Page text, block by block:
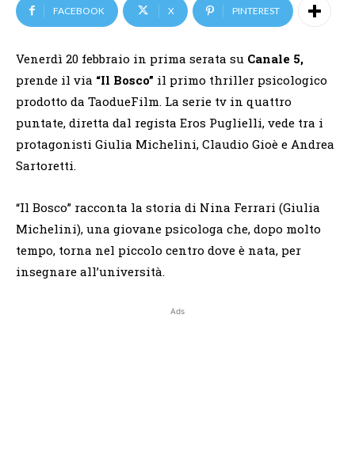
FACEBOOK X PINTEREST
Venerdì 20 febbraio in prima serata su Canale 5,
prende il via “Il Bosco” il primo thriller psicologico
prodotto da TaodueFilm. La serie tv in quattro
puntate, diretta dal regista Eros Puglielli, vede tra i
protagonisti Giulia Michelini, Claudio Gioè e Andrea
Sartoretti.
“Il Bosco” racconta la storia di Nina Ferrari (Giulia
Michelini), una giovane psicologa che, dopo molto
tempo, torna nel piccolo centro dove è nata, per
insegnare all’università.
Ads